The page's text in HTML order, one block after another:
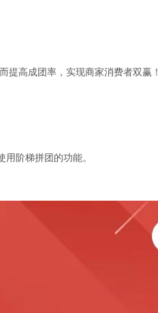
高成团率，实现商家消费者双赢！
阶梯拼团的功能。